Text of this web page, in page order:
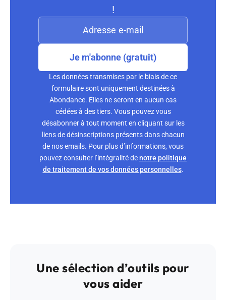
!
Je m'abonne (gratuit)
Les données transmises par le biais de ce
formulaire sont uniquement destinées à
Abondance. Elles ne seront en aucun cas
cédées à des tiers. Vous pouvez vous
désabonner à tout moment en cliquant sur les
liens de désinscriptions présents dans chacun
de nos emails. Pour plus d’informations, vous
pouvez consulter l’intégralité denotre politique
de traitement de vos données personnelles.
Une sélection d’outils pour
vous aider